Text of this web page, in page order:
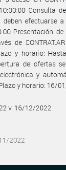
Consulta
efectuarse
Presentación
de
y horario:
de ofertas
electrónica y
y horario: 16/
v. 16/12/2022
2022